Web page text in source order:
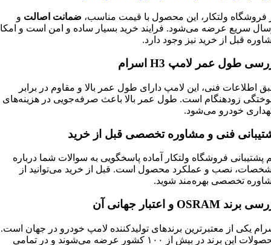
فروشگاه ولتکار، این محصول با قیمت مناسب، ضمانت اصالت و
سریع عرضه می‌شود. فرایند خرید بسیار ساده و امن است و
قبل از خرید نیز وجود دارد.
طول عمر لامپ اسرام
اطلاعات فنی، این لامپ دارای طول عمر بالا و مقاوم در برابر
زودهنگام است. طول عمر بالا باعث صرفه‌جویی در هزینه‌های
خودرو می‌شود.
فنی و مشاوره تخصصی قبل از خرید
پشتیبانی فروشگاه ولتکار آماده پاسخگویی به سوالات شما درباره
نصب و عملکرد محصول است. قبل از خرید می‌توانید از
تخصصی بهره‌مند شوید.
برند و اعتبار جهانی آن
یکی از معتبرترین برندهای تولیدکننده لامپ خودرو در جهان است.
محصولات این برند در بیش از ۱۰۰ کشور عرضه می‌شوند و در تمامی